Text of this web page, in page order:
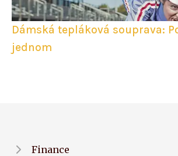
Dámská tepláková souprava:
jednom
Finance